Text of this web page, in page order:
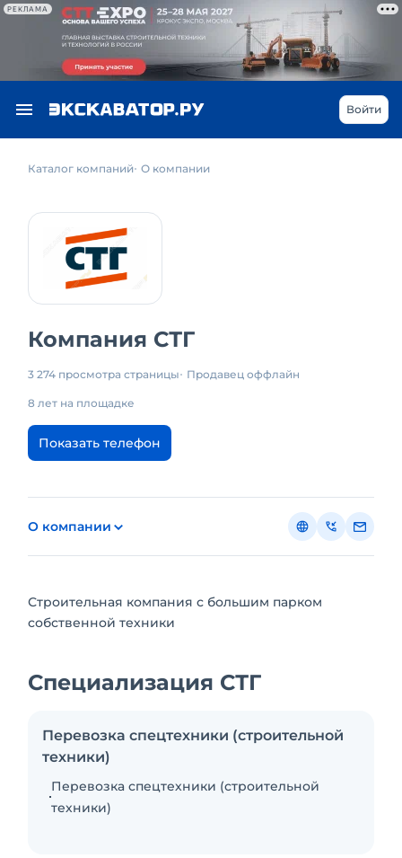
РЕКЛАМА
Войти
Каталог компаний О компании
Компания СТГ
3 274 просмотра страницы Продавец оффлайн
8 лет на площадке
Показать телефон
О компании
Строительная компания с большим парком
собственной техники
Специализация СТГ
Перевозка спецтехники (строительной
техники)
Перевозка спецтехники (строительной
техники)